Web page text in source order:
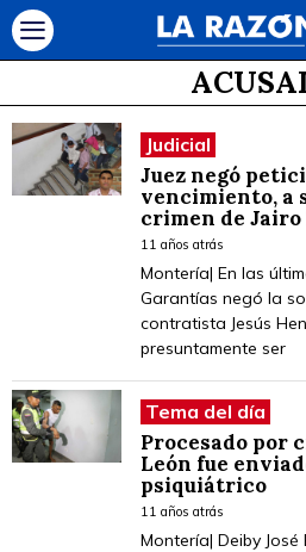
Judicial
Juez negó
vencimiento, a
crimen de Jairo
11 años atrás
Montería| En las
Garantías negó la
contratista Jesús
presuntamente ser
Tema del día
Procesado por
León fue
psiquiátrico
11 años atrás
Montería| Deiby